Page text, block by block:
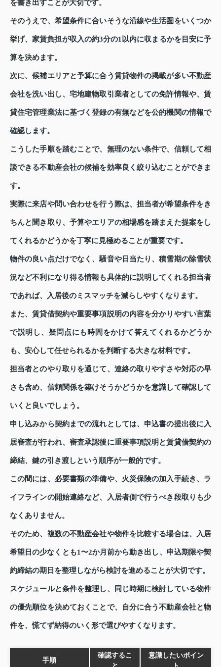
を書き出すことが大切です。
そのうえで、希望条件に合いそうな沿線や生活圏をいくつか
挙げ、家賃負担が収入の約3分の1以内に収まるかを目安に予
算を決めます。
次に、候補エリアと予算に合う賃貸物件の掲載が多い不動産
会社を洗い出し、宅地建物取引業者としての免許情報や、賃
貸住宅管理業法に基づく登録の有無などを公的機関の情報で
確認します。
こうした手順を踏むことで、無理のない条件で、信頼して相
談できる不動産会社の候補を効率良く絞り込むことができま
す。
実際に来店や問い合わせを行う際は、担当者が希望条件をき
ちんと聞き取り、予算やエリアの相場感を踏まえた提案をし
てくれるかどうかを丁寧に見極めることが重要です。
物件の良い点だけでなく、騒音や日当たり、積雪期の除雪状
況など不利になり得る情報も具体的に説明してくれる担当者
であれば、入居後のミスマッチを減らしやすくなります。
また、賃貸借契約や重要事項説明の内容を分かりやすい言葉
で説明し、疑問点にも時間をかけて答えてくれるかどうか
も、安心して任せられるかを判断する大きな材料です。
担当者とのやり取りを通じて、連絡の取りやすさや対応の早
さも含め、信頼関係を築けそうかどうかを意識して確認して
いくと良いでしょう。
申し込みから契約までの流れとしては、申込書の提出後に入
居審査が行われ、審査承認後に重要事項説明と賃貸借契約の
締結、鍵の引き渡しという順序が一般的です。
この間には、必要書類の準備や、火災保険の加入手続き、ラ
イフラインの開始連絡など、入居者側で行うべき段取りも少
なくありません。
そのため、複数の不動産会社や物件を比較する場合は、入居
希望日の少なくとも1〜2か月前から動き出し、申込期限や契
約締結の期日を整理しながら検討を進めることが大切です。
スケジュールと条件を整理し、同じ時期に検討している物件
の優先順位を決めておくことで、自分に合う不動産会社と物
件を、慌てず納得のいく形で選びやすくなります。
手順
確認するこ
意識したいポイン